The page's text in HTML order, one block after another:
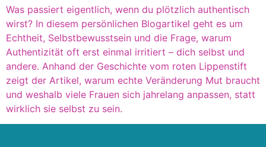
Was passiert eigentlich, wenn du plötzlich authentisch
wirst? In diesem persönlichen Blogartikel geht es um
Echtheit, Selbstbewusstsein und die Frage, warum
Authentizität oft erst einmal irritiert – dich selbst und
andere. Anhand der Geschichte vom roten Lippenstift
zeigt der Artikel, warum echte Veränderung Mut braucht
und weshalb viele Frauen sich jahrelang anpassen, statt
wirklich sie selbst zu sein.